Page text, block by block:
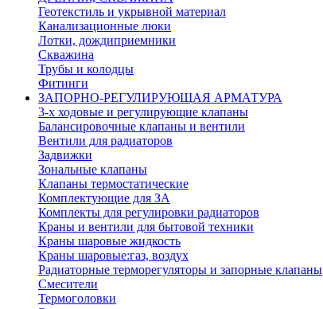
Геотекстиль и укрывной материал
Канализационные люки
Лотки, дождиприемники
Скважина
Трубы и колодцы
Фитинги
ЗАПОРНО-РЕГУЛИРУЮЩАЯ АРМАТУРА
3-х ходовые и регулирующие клапаны
Балансировочные клапаны и вентили
Вентили для радиаторов
Задвижки
Зональные клапаны
Клапаны термостатические
Комплектующие для ЗА
Комплекты для регулировки радиаторов
Краны и вентили для бытовой техники
Краны шаровые жидкость
Краны шаровые:газ, воздух
Радиаторные терморегуляторы и запорные клапаны
Смесители
Термоголовки